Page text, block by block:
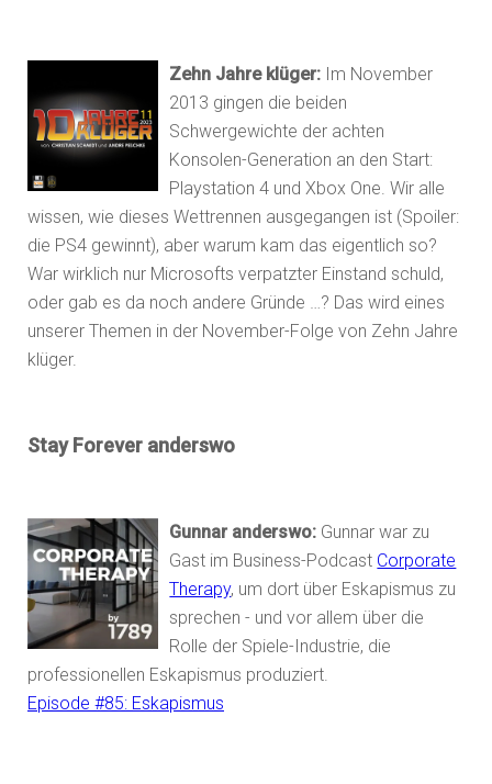
Zehn Jahre klüger: Im November
2013 gingen die beiden
Schwergewichte der achten
Konsolen-Generation an den Start:
Playstation 4 und Xbox One. Wir alle
wissen, wie dieses Wettrennen ausgegangen ist (Spoiler:
die PS4 gewinnt), aber warum kam das eigentlich so?
War wirklich nur Microsofts verpatzter Einstand schuld,
oder gab es da noch andere Gründe …? Das wird eines
unserer Themen in der November-Folge von Zehn Jahre
klüger.
Stay Forever anderswo
Gunnar anderswo: Gunnar war zu
Gast im Business-Podcast Corporate
Therapy, um dort über Eskapismus zu
sprechen - und vor allem über die
Rolle der Spiele-Industrie, die
professionellen Eskapismus produziert.
Episode #85: Eskapismus